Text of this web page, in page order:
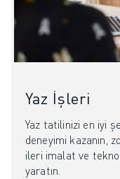
Yaz İşleri
Yaz tatilinizi en iyi
deneyimi kazanın,
ileri imalat ve
yaratın.